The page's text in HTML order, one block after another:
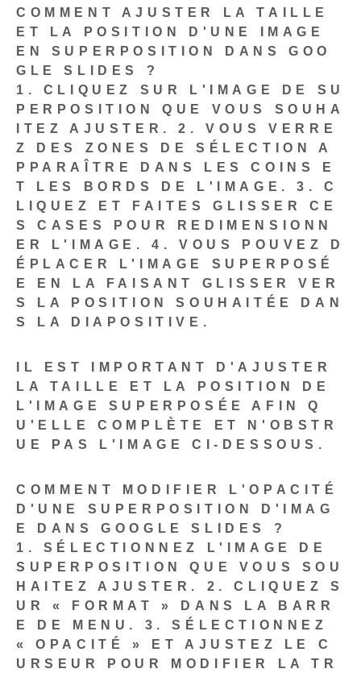
COMMENT AJUSTER LA TAILLE
ET LA POSITION D'UNE IMAGE
EN SUPERPOSITION DANS GOO
GLE SLIDES ?
1. CLIQUEZ SUR L'IMAGE DE SU
PERPOSITION QUE VOUS SOUHA
ITEZ AJUSTER.
2. VOUS VERRE
Z DES ZONES DE SÉLECTION A
PPARAÎTRE DANS LES COINS E
T LES BORDS DE L'IMAGE.
3. C
LIQUEZ ET FAITES GLISSER CE
S CASES POUR REDIMENSIONN
ER L'IMAGE.
4. VOUS POUVEZ D
ÉPLACER L'IMAGE SUPERPOSÉ
E EN LA FAISANT GLISSER VER
S LA POSITION SOUHAITÉE DAN
S LA DIAPOSITIVE.
IL EST IMPORTANT D'AJUSTER
LA TAILLE ET LA POSITION DE
L'IMAGE SUPERPOSÉE AFIN Q
U'ELLE COMPLÈTE ET N'OBSTR
UE PAS L'IMAGE CI-DESSOUS.
COMMENT MODIFIER L'OPACITÉ
D'UNE SUPERPOSITION D'IMAG
E DANS GOOGLE SLIDES ?
1. SÉLECTIONNEZ L'IMAGE DE
SUPERPOSITION QUE VOUS SOU
HAITEZ AJUSTER.
2. CLIQUEZ S
UR « FORMAT » DANS LA BARR
E DE MENU.
3. SÉLECTIONNEZ
« OPACITÉ » ET AJUSTEZ LE C
URSEUR POUR MODIFIER LA TR